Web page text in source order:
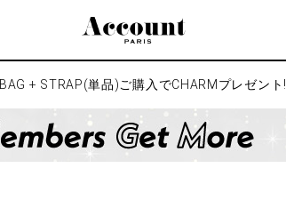
BAG + STRAP(単品)ご購入でCHARMプレゼント!